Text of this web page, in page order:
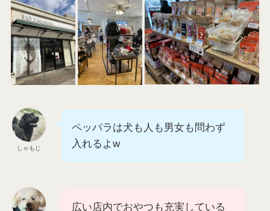
国でもここ駿河湾沼津（上り）SAだけです。
ワン達の洋服やベッド、キャリーバッグなど、可
愛いグッズが豊富に揃っているのはもちろん、小
さめのオヤツもたくさん取り扱っています。
本格的な独立店舗です！